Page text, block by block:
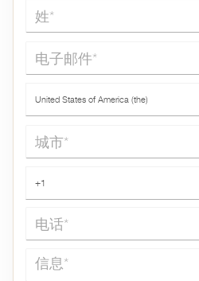
姓*
电子邮件*
United States of America (the)
城市*
+1
信息*